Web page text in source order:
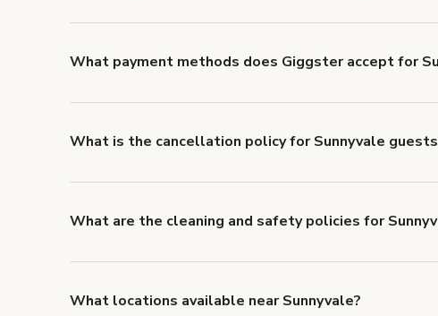
What payment methods does Giggster accept for
What is the cancellation policy for Sunnyvale
What are the cleaning and safety policies for
Health & Safety Measures.
What locations available near Sunnyvale?